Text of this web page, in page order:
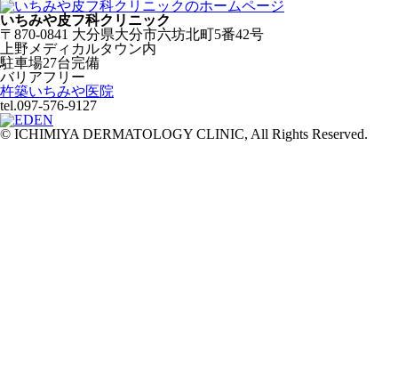
いちみや皮フ科クリニック
〒870-0841 大分県大分市六坊北町5番42号
上野メディカルタウン内
駐車場27台完備
バリアフリー
杵築いちみや医院
tel.097-576-9127
© ICHIMIYA DERMATOLOGY CLINIC, All Rights Reserved.